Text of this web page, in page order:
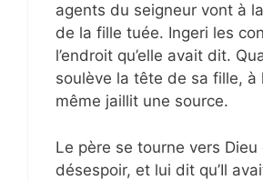
agents du seigneur vont à
de la fille tuée. Ingeri les
l’endroit qu’elle avait dit.
soulève la tête de sa fille, à
même jaillit une source.
Le père se tourne vers Dieu
désespoir, et lui dit qu’Il